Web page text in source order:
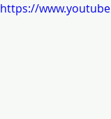
https://